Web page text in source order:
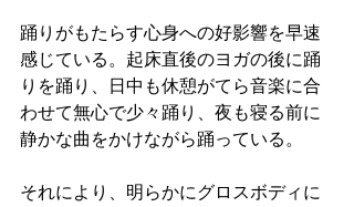
踊りがもたらす心身への好影響を早速
感じている。起床直後のヨガの後に踊
りを踊り、日中も休憩がてら音楽に合
わせて無心で少々踊り、夜も寝る前に
静かな曲をかけながら踊っている。
それにより、明らかにグロスボディに